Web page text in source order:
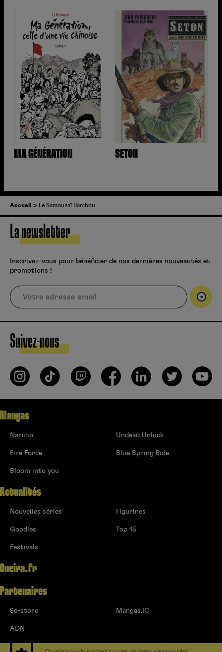
MA GÉNÉRATION SETON
Accueil Le Samouraï Bambou
La newsletter
Inscrivez-vous pour bénéficier de nos dernières nouveautés et
promotions !
Suivez-nous
Mangas
Naruto
Fire Force
Bloom into you
Undead Unluck
Blue Spring Ride
Actualités
Nouvelles séries
Goodies
Festivals
Figurines
Top 15
Oneira.fr
Partenaires
9e-store
ADN
Mangas.IO